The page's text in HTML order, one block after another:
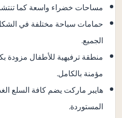
مساحات خضراء واسعة كما
حمامات سباحة مختلفة في
الجميع.
منطقة ترفيهية للأطفال مزودة
مؤمنة بالكامل.
هايبر ماركت يضم كافة السلع
المستوردة.